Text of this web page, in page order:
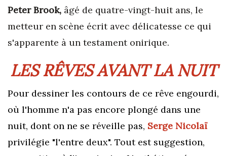
Peter Brook, âgé de quatre-vingt-huit ans, le
metteur en scène écrit avec délicatesse ce qui
s'apparente à un testament onirique.
LES RÊVES AVANT LA NUIT
Pour dessiner les contours de ce rêve engourdi,
où l'homme n'a pas encore plongé dans une
nuit, dont on ne se réveille pas, Serge Nicolaï
privilégie "l'entre deux". Tout est suggestion,